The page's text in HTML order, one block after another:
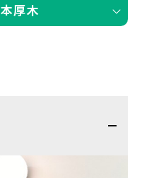
本厚木